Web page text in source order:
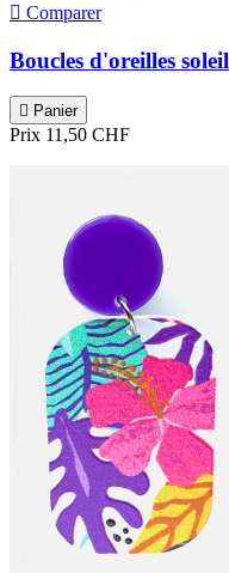
 Comparer
Boucles d'oreilles soleil
 Panier
Prix 11,50 CHF